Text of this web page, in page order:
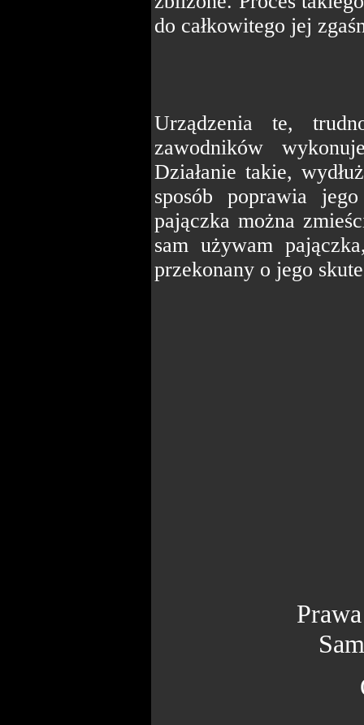
do całkowitego jej
Urządzenia te,
zawodników
Działanie takie,
sposób poprawia
pajączka można
sam używam
przekonany o jego